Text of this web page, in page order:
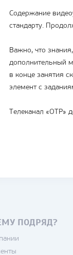
Содержание
стандарту.
Важно, что
дополнительный
в конце занятия
элемент с
Телеканал «ОТР»
ПОДРЯД?